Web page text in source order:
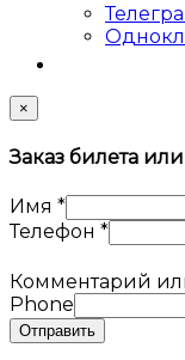
×
Заказ билета
Имя *
Телефон *
Комментарий
Phone
Отправить